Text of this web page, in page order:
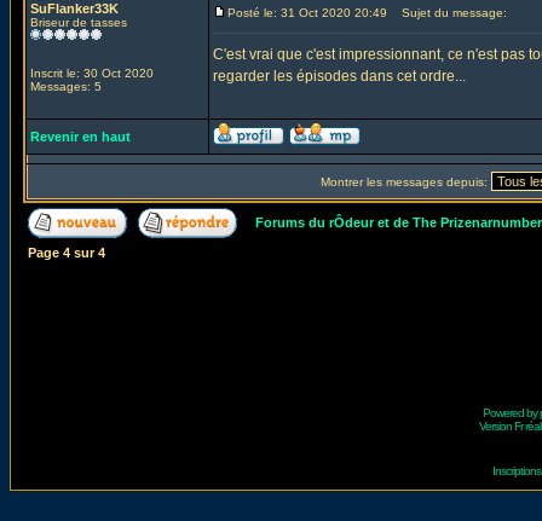
SuFlanker33K
Briseur de tasses
Inscrit le: 30 Oct 2020
Messages: 5
Posté le: 31 Oct 2020 20:49 Sujet du message:
C'est vrai que c'est impressionnant, ce n'est pas
regarder les épisodes dans cet ordre...
Revenir en haut
Montrer les messages depuis:
Forums du rÔdeur et de The
Page 4 sur4
Powered by
Version Fr